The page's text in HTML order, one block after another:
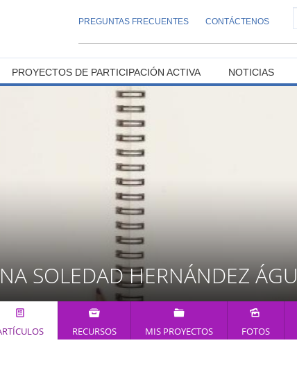
PREGUNTAS FRECUENTES CONTÁCTENOS
SOLEDAD HERNÁNDEZ
RECURSOS MIS PROYECTOS FOTOS
PROYECTOS DE PARTICIPACIÓN ACTIVA NOTICIAS